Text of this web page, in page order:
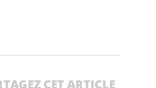
CET ARTICLE